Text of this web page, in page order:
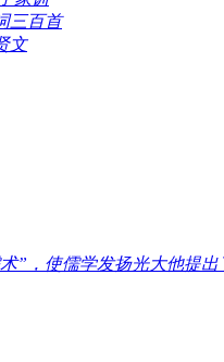
三百首
文
”，使儒学发扬光大他提